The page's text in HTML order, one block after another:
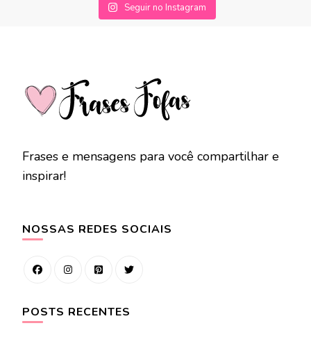
Seguir no Instagram
Frases e mensagens para você compartilhar e
inspirar!
NOSSAS REDES SOCIAIS
POSTS RECENTES